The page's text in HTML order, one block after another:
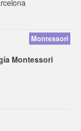
Montessori
Montessori